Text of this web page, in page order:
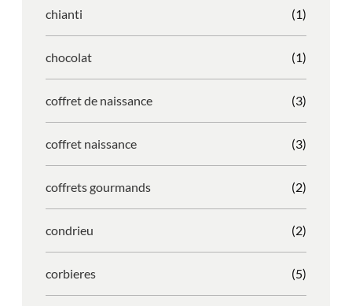
chianti (1)
chocolat (1)
coffret de naissance (3)
coffret naissance (3)
coffrets gourmands (2)
condrieu (2)
corbieres (5)